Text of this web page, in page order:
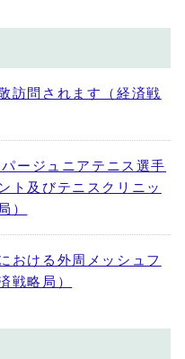
訪問されます（経済戦
ージュニアテニス選手
ト及びテニスクリニッ
）
おける外周メッシュフ
戦略局）